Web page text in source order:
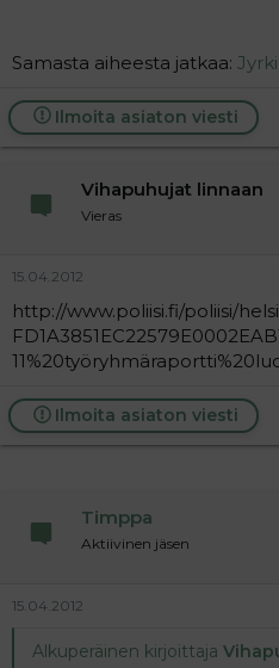
Samasta aiheesta jatkaa:
Ilmoita asiaton viesti
Vihapuhujat linnaan
Vieras
15.04.2012
http://www.poliisi.fi/poliisi/
Ilmoita asiaton viesti
Timppa
Aktiivinen jäsen
15.04.2012
Alkuperäinen kirjoittaja